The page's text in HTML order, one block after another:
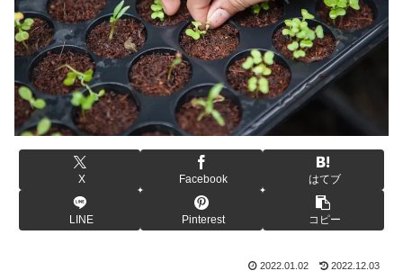
X Facebook はてブ
LINE Pinterest コピー
2022.01.02 2022.12.03